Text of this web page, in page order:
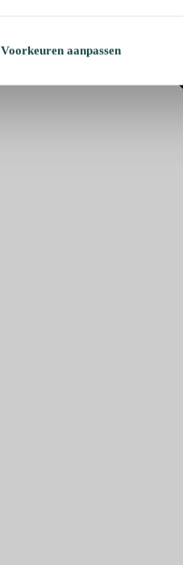
Voorkeuren aanpassen